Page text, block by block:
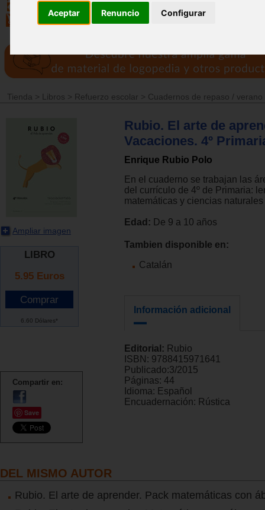
Aceptar Renuncio Configurar
Tienda > Libros > Refuerzo escolar > Cuadernos de repaso / verano
Ampliar imagen
LIBRO
5.95 Euros
6.60 Dólares*
Compartir en:
Save
Rubio. El arte de
Vacaciones. 4º
Enrique Rubio Polo
En el cuaderno se trabajan las
del currículo de 4º de Primaria:
matemáticas y ciencias
Edad: De 9 a 10 años
Tambien disponible en:
Catalán
Información adicional
Editorial: Rubio
ISBN: 9788415971641
Publicado:3/2015
Páginas: 44
Idioma: Español
Encuadernación: Rústica
DEL MISMO AUTOR
Rubio. El arte de aprender. Pack matemáticas con